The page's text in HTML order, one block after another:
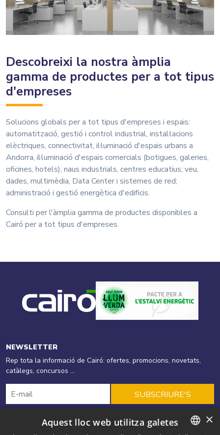
Descobreixi la nostra àmplia
gamma de productes per a tot tipus
d'empreses
Solucions globals per a tot tipus d'empreses i espais:
automatització, gestió i control industrial, instal·lacions
elèctriques, connectivitat, il·luminació d'espais urbans a
Andorra, il·luminació d'espais comercials (botigues, galeries,
oficines, hotels), naus industrials, centres educatius; veu,
dades, multimèdia, Data Center i sistemes de red;
administració i gestió energètica d'edificis.
Consulti per l'àmplia gamma de productes disponibles a
Cairó per a tot tipus d'empreses.
NEWSLETTER
Rep tota la informació de Cairó: ofertes, promocions, novetats,
catàlegs, concursos ...
SUBSCRIURE'S
×
Aquest lloc web utilitza galetes